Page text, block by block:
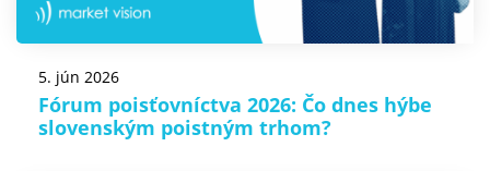
5. jún 2026
Fórum poisťovníctva 2026: Čo dnes hýbe
slovenským poistným trhom?